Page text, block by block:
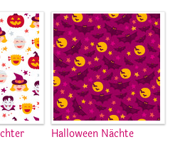
Halloween Nächte